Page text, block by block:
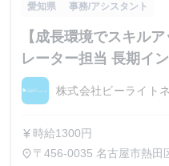
愛知県 事務/アシスタント
【成長環境でスキル
レーター担当 長期イ
株式会社ビーライト
currency_yen 時給1300円
place 〒456-0035 名古